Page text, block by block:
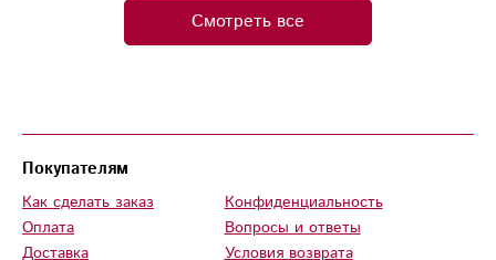
Смотреть все
Покупателям
Как сделать заказ
Оплата
Доставка
Конфиденциальность
Вопросы и ответы
Условия возврата